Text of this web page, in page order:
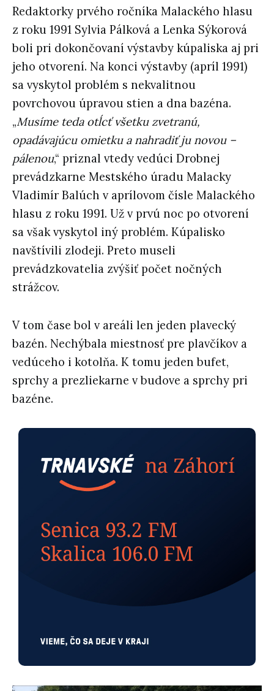
Redaktorky prvého ročníka Malackého hlasu
z roku 1991 Sylvia Pálková a Lenka Sýkorová
boli pri dokončovaní výstavby kúpaliska aj pri
jeho otvorení. Na konci výstavby (apríl 1991)
sa vyskytol problém s nekvalitnou
povrchovou úpravou stien a dna bazéna.
„Musíme teda otĺcť všetku zvetranú,
opadávajúcu omietku a nahradiť ju novou –
pálenou,“ priznal vtedy vedúci Drobnej
prevádzkarne Mestského úradu Malacky
Vladimír Balúch v aprílovom čísle Malackého
hlasu z roku 1991. Už v prvú noc po otvorení
sa však vyskytol iný problém. Kúpalisko
navštívili zlodeji. Preto museli
prevádzkovatelia zvýšiť počet nočných
strážcov.
V tom čase bol v areáli len jeden plavecký
bazén. Nechýbala miestnosť pre plavčíkov a
vedúceho i kotolňa. K tomu jeden bufet,
sprchy a prezliekarne v budove a sprchy pri
bazéne.